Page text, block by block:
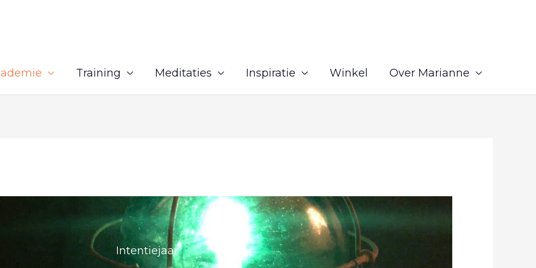
Training Meditaties Inspiratie Winkel Over Marianne
Intentiejaar